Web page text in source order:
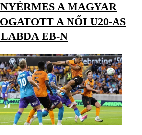
A MAGYAR
A NŐI U20-AS
EB-N